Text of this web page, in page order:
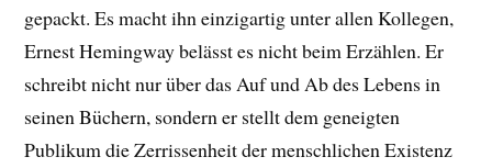
gepackt. Es macht ihn einzigartig unter allen Kollegen,
Ernest Hemingway belässt es nicht beim Erzählen. Er
schreibt nicht nur über das Auf und Ab des Lebens in
seinen Büchern, sondern er stellt dem geneigten
Publikum die Zerrissenheit der menschlichen Existenz